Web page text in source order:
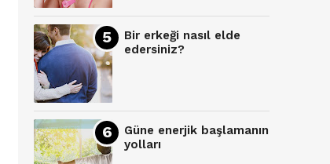
Bir erkeği nasıl elde
edersiniz?
Güne enerjik başlamanın
yolları